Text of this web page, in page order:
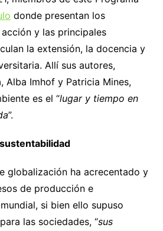
donde presentan los
y las principales
la extensión, la docencia y
Allí sus autores,
Alba Imhof y Patricia Mines,
es el “lugar y tiempo en
”.
globalización ha acrecentado y
de producción e
si bien ello supuso
las sociedades, “sus